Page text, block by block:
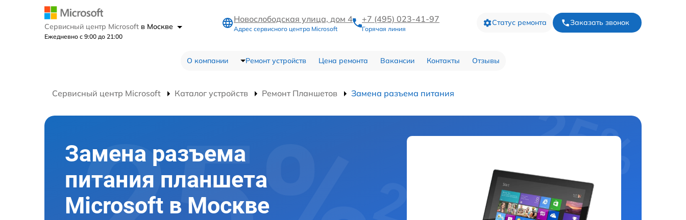
Сервисный центр Microsoft в Москве
Ежедневно с 9:00 до 21:00
Новослободская улица, дом 4
Адрес сервисного центра Microsoft
+7 (495) 023-41-97
Горячая линия
Статус ремонта Заказать звонок
О компании Ремонт устройств Цена ремонта Вакансии Контакты Отзывы
Сервисный центр Microsoft Каталог устройств Ремонт Планшетов Замена разъема питания
Замена разъема
питания планшета
Microsoft в Москве